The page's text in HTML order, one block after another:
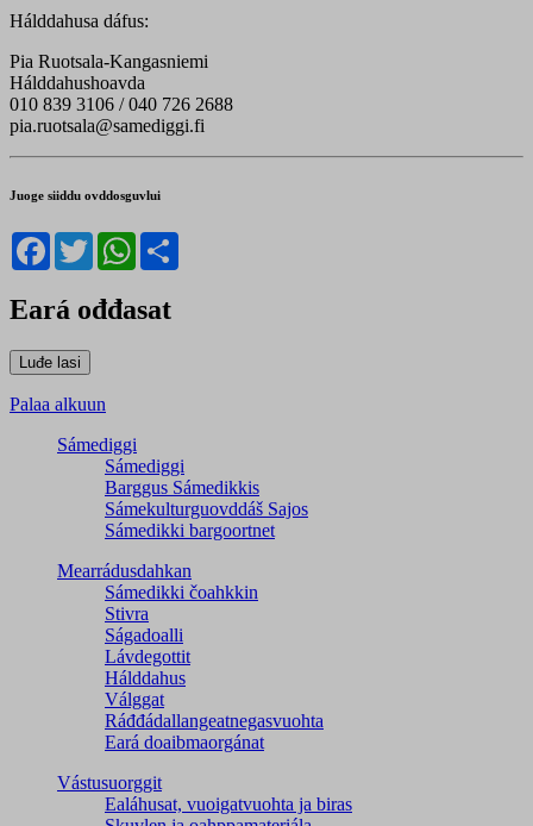
Hálddahusa dáfus:
Pia Ruotsala-Kangasniemi
Hálddahushoavda
010 839 3106 / 040 726 2688
pia.ruotsala@samediggi.fi
Juoge siiddu ovddosguvlui
Facebook
TwitterWhatsApp
Eará ođđasat
Palaa alkuun
Sámediggi
Sámediggi
Barggus Sámedikkis
Sámekulturguovddáš Sajos
Sámedikki bargoortnet
Mearrádusdahkan
Sámedikki čoahkkin
Stivra
Ságadoalli
Lávdegottit
Hálddahus
Válggat
Ráđđádallangeatnegas­vuohta
Eará doaibmaorgánat
Vástusuorggit
Ealáhusat, vuoigatvuohta ja biras